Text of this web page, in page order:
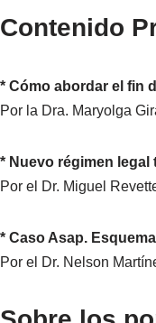
Contenido
* Cómo abordar el fin
Por la Dra. Maryolga
* Nuevo régimen
Por el Dr. Miguel
* Caso Asap.
Por el Dr. Nelson